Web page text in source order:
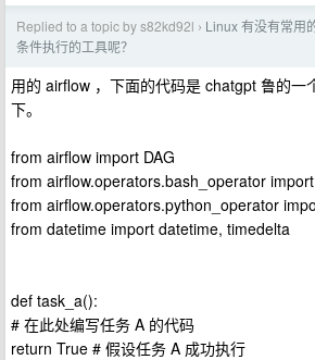
Replied to a topic by s82kd92l › Linux 有没有常用
条件执行的工具呢？
用的 airflow ，下面的代码是 chatgpt 鲁的一
下。
from airflow import DAG
from airflow.operators.bash_operator
from airflow.operators.python_operator
from datetime import datetime, timedelta
def task_a():
# 在此处编写任务 A 的代码
return True # 假设任务 A 成功执行